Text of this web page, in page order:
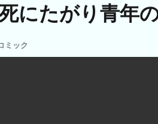
にたがり青年
ミック